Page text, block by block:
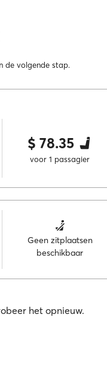
de volgende stap.
$ 78.35
voor 1 passagier
Geen zitplaatsen
beschikbaar
het opnieuw.